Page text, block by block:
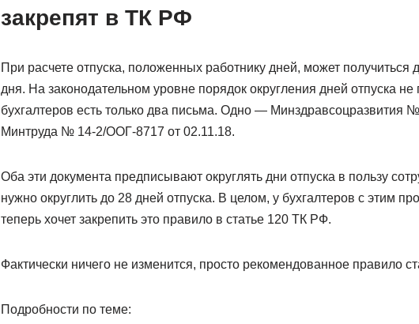
закрепят в ТК РФ
При расчете отпуска, положенных работнику дней, может
дня. На законодательном уровне порядок округления дней отпуска
бухгалтеров есть только два письма. Одно — Минздравсоцразвития
Минтруда № 14-2/ООГ-8717 от 02.11.18.
Оба эти документа предписывают округлять дни отпуска в пользу
нужно округлить до 28 дней отпуска. В целом, у бухгалтеров с этим
теперь хочет закрепить это правило в статье 120 ТК РФ.
Фактически ничего не изменится, просто рекомендованное правило
Подробности по теме: